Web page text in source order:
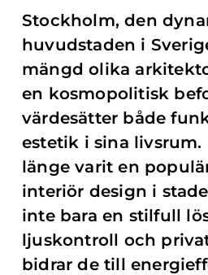
Stockholm, den
huvudstaden i
mängd olika
en kosmopolitisk
värdesätter både
estetik i sina livsrum.
länge varit en
interiör design i
inte bara en stilfull
ljuskontroll och
bidrar de till